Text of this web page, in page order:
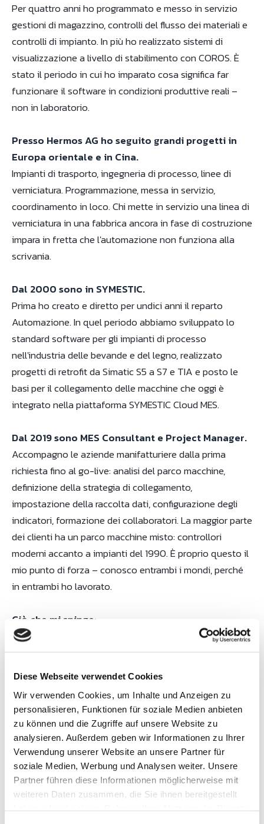
Diese Webseite verwendet Cookies
Wir verwenden Cookies, um Inhalte und Anzeigen zu
personalisieren, Funktionen für soziale Medien anbieten
zu können und die Zugriffe auf unsere Website zu
analysieren. Außerdem geben wir Informationen zu Ihrer
Verwendung unserer Website an unsere Partner für
soziale Medien, Werbung und Analysen weiter. Unsere
Partner führen diese Informationen möglicherweise mit
weiteren Daten zusammen, die Sie ihnen bereitgestellt
Per quattro anni ho programmato e messo in servizio
gestioni di magazzino, controlli del flusso dei materiali e
controlli di impianto. In più ho realizzato sistemi di
visualizzazione a livello di stabilimento con COROS. È
stato il periodo in cui ho imparato cosa significa far
funzionare il software in condizioni produttive reali –
non in laboratorio.
Presso Hermos AG ho seguito grandi progetti in
Europa orientale e in Cina.
Impianti di trasporto, ingegneria di processo, linee di
verniciatura. Programmazione, messa in servizio,
coordinamento in loco. Chi mette in servizio una linea di
verniciatura in una fabbrica ancora in fase di costruzione
impara in fretta che l'automazione non funziona alla
scrivania.
Dal 2000 sono in SYMESTIC.
Prima ho creato e diretto per undici anni il reparto
Automazione. In quel periodo abbiamo sviluppato lo
standard software per gli impianti di processo
nell'industria delle bevande e del legno, realizzato
progetti di retrofit da Simatic S5 a S7 e TIA e posto le
basi per il collegamento delle macchine che oggi è
integrato nella piattaforma SYMESTIC Cloud MES.
Dal 2019 sono MES Consultant e Project Manager.
Accompagno le aziende manifatturiere dalla prima
richiesta fino al go-live: analisi del parco macchine,
definizione della strategia di collegamento,
impostazione della raccolta dati, configurazione degli
indicatori, formazione dei collaboratori. La maggior parte
dei clienti ha un parco macchine misto: controllori
moderni accanto a impianti del 1990. È proprio questo il
mio punto di forza – conosco entrambi i mondi, perché
in entrambi ho lavorato.
Ciò che mi spinge:
Molte aziende credono che le loro vecchie macchine
non possano fornire dati. Non è quasi mai vero. Con il
interruzione della produzione.
Quel momento in cui un cliente vede per la prima volta
dati macchina reali sulla sua dashboard e si rende conto
di ciò che per anni non aveva saputo – è la ragione per
cui faccio questo lavoro.